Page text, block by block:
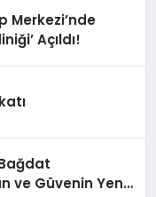
Merkezi’nde
Açıldı!
ve Güvenin Yeni